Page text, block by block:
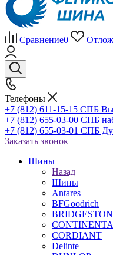
Сравнение0
Телефоны
+7 (812) 611-15-15 СПБ
+7 (812) 655-03-00 СПБ
+7 (812) 655-03-01 СПБ
Заказать звонок
Шины
Назад
Шины
Antares
BFGoodrich
CORDIANT
Delinte